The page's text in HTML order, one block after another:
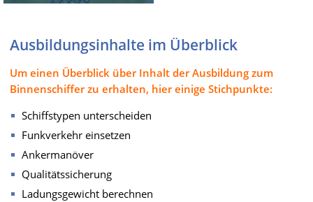
Ausbildungsinhalte im Überblick
Um einen Überblick über Inhalt der Ausbildung zum
Binnenschiffer zu erhalten, hier einige Stichpunkte:
Schiffstypen unterscheiden
Funkverkehr einsetzen
Ankermanöver
Qualitätssicherung
Ladungsgewicht berechnen